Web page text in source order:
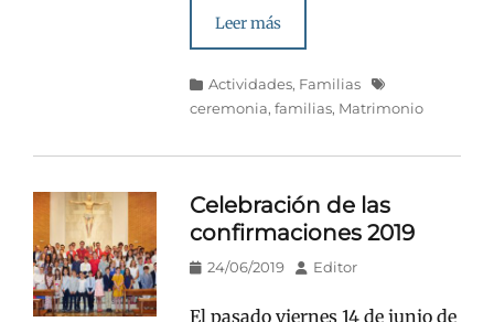
Leer más
Categorías
Actividades, Familias
Etiquetas
ceremonia,familias, Matrimonio
Celebración de las
confirmaciones 2019
Publicado
24/06/2019 AutorEditor
El pasado viernes 14 de junio de